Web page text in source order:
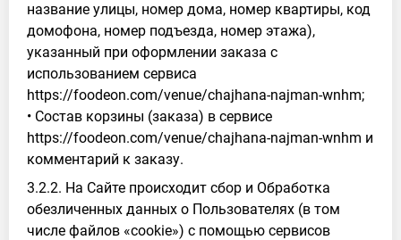
название улицы, номер дома, номер квартиры, код
домофона, номер подъезда, номер этажа),
указанный при оформлении заказа с
использованием сервиса
https://foodeon.com/venue/chajhana-najman-wnhm;
• Состав корзины (заказа) в сервисе
https://foodeon.com/venue/chajhana-najman-wnhm и
комментарий к заказу.
3.2.2. На Сайте происходит сбор и Обработка
обезличенных данных о Пользователях (в том
числе файлов «cookie») с помощью сервисов